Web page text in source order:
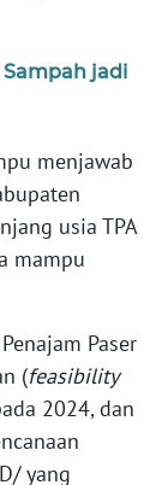
jadi
menjawab
usia TPA
mampu
Paser
(feasibility
2024, dan
yang